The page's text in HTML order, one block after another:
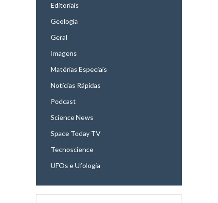
Editoriais
Geologia
Geral
Imagens
Matérias Especiais
Notícias Rápidas
Podcast
Science News
Space Today TV
Tecnoscience
UFOs e Ufologia